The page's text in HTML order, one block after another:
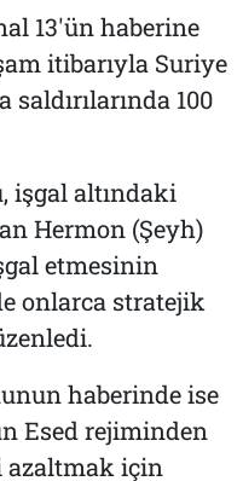
13'ün haberine
itibarıyla Suriye
100
işgal altındaki
Hermon (Şeyh)
etmesinin
onlarca stratejik
haberinde ise
Esed rejiminden
azaltmak için